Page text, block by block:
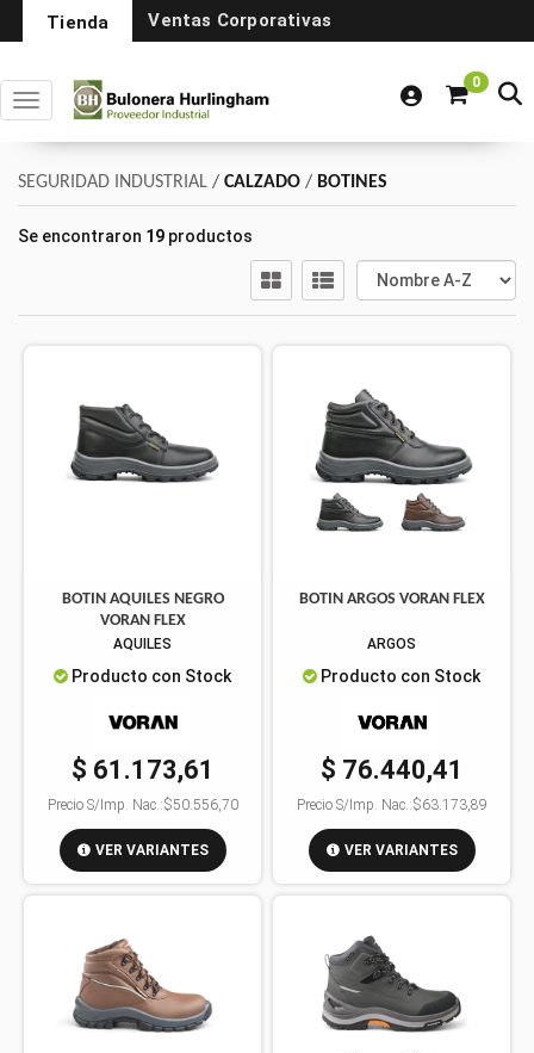
Tienda Ventas Corporativas
0
Toggle navigation
SEGURIDAD INDUSTRIAL / CALZADO / BOTINES
Se encontraron 19 productos
BOTIN AQUILES NEGRO
VORAN FLEX
AQUILES
Producto con Stock
$ 61.173,61
Precio S/Imp. Nac.:$50.556,70
VER VARIANTES
BOTIN ARGOS VORAN FLEX
ARGOS
Producto con Stock
$ 76.440,41
Precio S/Imp. Nac.:$63.173,89
VER VARIANTES